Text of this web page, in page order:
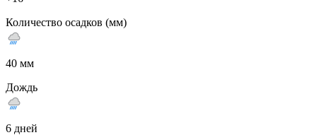
Количество осадков (мм)
40 мм
Дождь
6 дней